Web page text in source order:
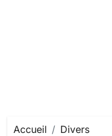
Accueil
Divers